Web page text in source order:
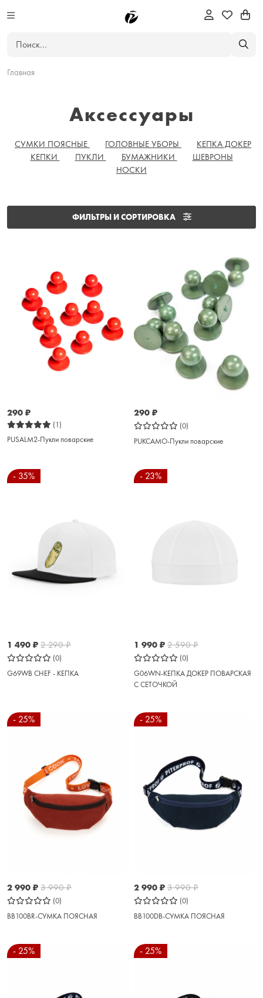
Главная
Аксессуары
СУМКИ ПОЯСНЫЕ ГОЛОВНЫЕ УБОРЫ
КЕПКА ДОКЕР
КЕПКИ
ПУКЛИ БУМАЖНИКИ
ШЕВРОНЫ
НОСКИ
ФИЛЬТРЫ И СОРТИРОВКА
290 ₽
(1)
PUSALM2-Пукли поварские
290 ₽
(0)
PUKCAMO-Пукли поварские
- 35%
1 490 ₽ 2 290₽
(0)
G69WB CHEF - КЕПКА
- 23%
1 990 ₽ 2 590₽
(0)
G06WN-КЕПКА ДОКЕР ПОВАРСКАЯ
С СЕТОЧКОЙ
- 25%
2 990 ₽ 3 990₽
(0)
BB100BR-СУМКА ПОЯСНАЯ
- 25%
2 990 ₽ 3 990₽
(0)
BB100DB-СУМКА ПОЯСНАЯ
- 25% - 25%